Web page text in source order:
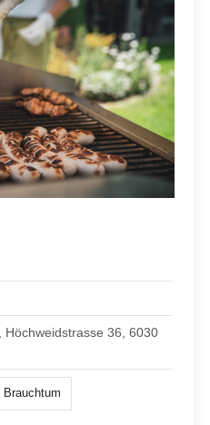
Höchweidstrasse 36, 6030
Brauchtum